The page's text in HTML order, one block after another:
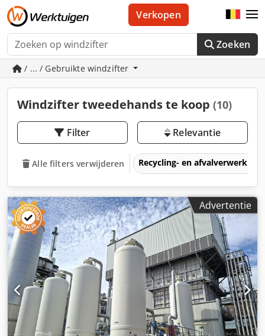
Zoeken
Verkopen
/ ... / Gebruikte windzifter
Windzifter tweedehands te koop (10)
Filter Relevantie
Alle filters verwijderen Recycling- en
Advertentie